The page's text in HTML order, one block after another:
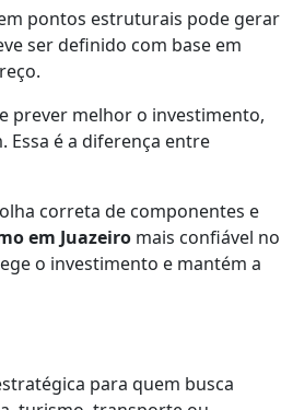
pontos estruturais pode gerar
ser definido com base em
prever melhor o investimento,
é a diferença entre
correta de componentes e
em Juazeiro mais confiável no
o investimento e mantém a
para quem busca